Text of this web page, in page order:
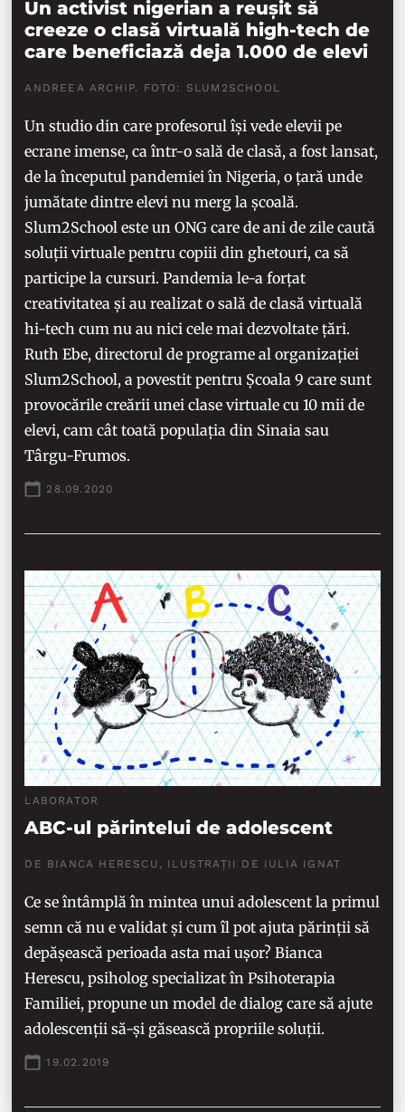
Un activist nigerian a reușit să
creeze o clasă virtuală high-tech de
care beneficiază deja 1.000 de elevi
ANDREEA ARCHIP. FOTO: SLUM2SCHOOL
Un studio din care profesorul își vede elevii pe
ecrane imense, ca într-o sală de clasă, a fost lansat,
de la începutul pandemiei în Nigeria, o țară unde
jumătate dintre elevi nu merg la școală.
Slum2School este un ONG care de ani de zile caută
soluții virtuale pentru copiii din ghetouri, ca să
participe la cursuri. Pandemia le-a forțat
creativitatea și au realizat o sală de clasă virtuală
hi-tech cum nu au nici cele mai dezvoltate țări.
Ruth Ebe, directorul de programe al organizației
Slum2School, a povestit pentru Școala 9 care sunt
provocările creării unei clase virtuale cu 10 mii de
elevi, cam cât toată populația din Sinaia sau
Târgu-Frumos.
28.09.2020
LABORATOR
ABC-ul părintelui de adolescent
DE BIANCA HERESCU, ILUSTRAȚII DE IULIA IGNAT
Ce se întâmplă în mintea unui adolescent la primul
semn că nu e validat și cum îl pot ajuta părinții să
depășească perioada asta mai ușor? Bianca
Herescu, psiholog specializat în Psihoterapia
Familiei, propune un model de dialog care să ajute
adolescenții să-și găsească propriile soluții.
19.02.2019